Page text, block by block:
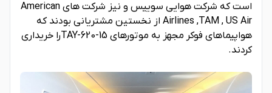
است که شرکت هوایی سوییس و نیز شرکت های American
Airlines ,TAM , US Air از نخستین مشتریانی بودند که
هواپیماهای فوکر مجهز به موتورهای TAY-620-15را خریداری
کردند.